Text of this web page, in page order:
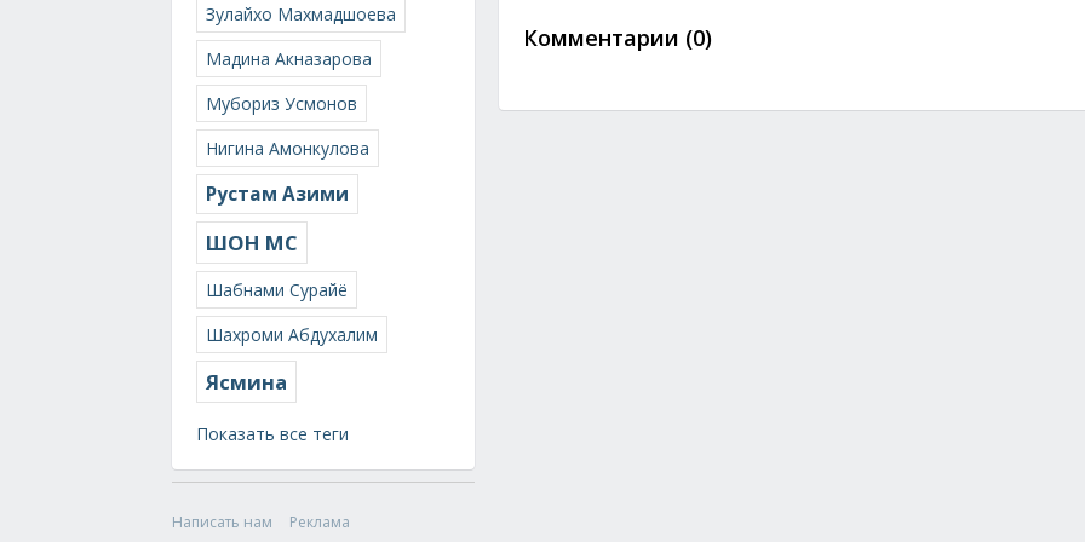
Зулайхо Махмадшоева
Мадина Акназарова
Мубориз Усмонов
Нигина Амонкулова
Рустам Азими
ШОН МС
Шабнами Сурайё
Шахроми Абдухалим
Ясмина
Показать все теги
Написать нам
Реклама
Комментарии (0)